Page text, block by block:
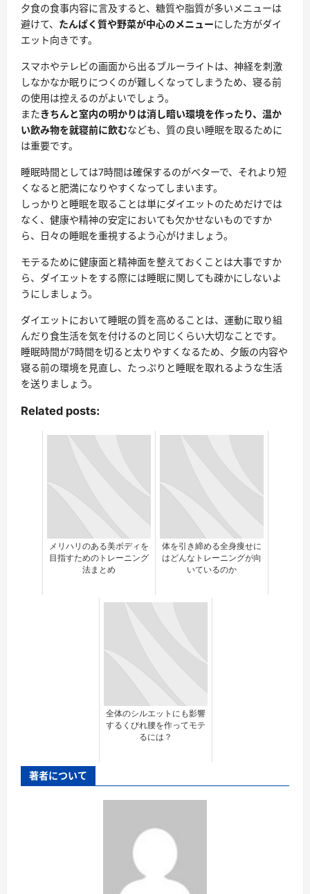
夕食の食事内容に言及すると、糖質や脂質が多いメニューは
避けて、 たんぱく質や野菜が中心のメニューにした方がダイ
エット向きです。
スマホやテレビの画面から出るブルーライトは、神経を刺激
しなかなか眠りにつくのが難しくなってしまうため、寝る前
の使用は控えるのがよいでしょう。
またきちんと室内の明かりは消し暗い環境を作ったり、温か
い飲み物を就寝前に飲むなども、質の良い睡眠を取るために
は重要です。
睡眠時間としては7時間は確保するのがベターで、それより短
くなると肥満になりやすくなってしまいます。
しっかりと睡眠を取ることは単にダイエットのためだけでは
なく、健康や精神の安定においても欠かせないものですか
ら、日々の睡眠を重視するよう心がけましょう。
モテるために健康面と精神面を整えておくことは大事ですか
ら、ダイエットをする際には睡眠に関しても疎かにしないよ
うにしましょう。
ダイエットにおいて睡眠の質を高めることは、運動に取り組
んだり食生活を気を付けるのと同じくらい大切なことです。
睡眠時間が7時間を切ると太りやすくなるため、夕飯の内容や
寝る前の環境を見直し、たっぷりと睡眠を取れるような生活
を送りましょう。
Related posts:
メリハリのある美ボディを
目指すためのトレーニング
法まとめ
体を引き締める全身痩せに
はどんなトレーニングが向
いているのか
全体のシルエットにも影響
するくびれ腰を作ってモテ
るには？
著者について